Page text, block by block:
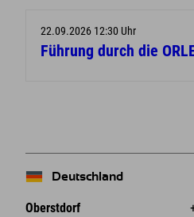
22.09.2026 12:30 Uhr
Führung durch die
Deutschland
Oberstdorf